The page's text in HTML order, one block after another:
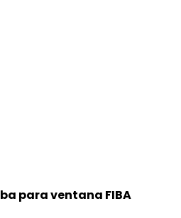
para ventana FIBA